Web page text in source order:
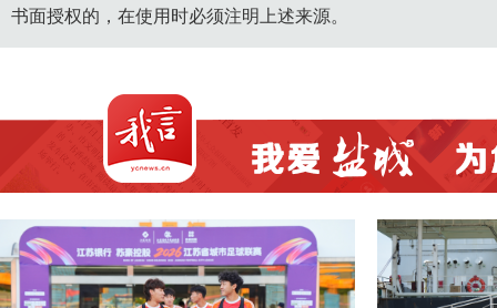
书面授权的，在使用时必须注明上述来源。